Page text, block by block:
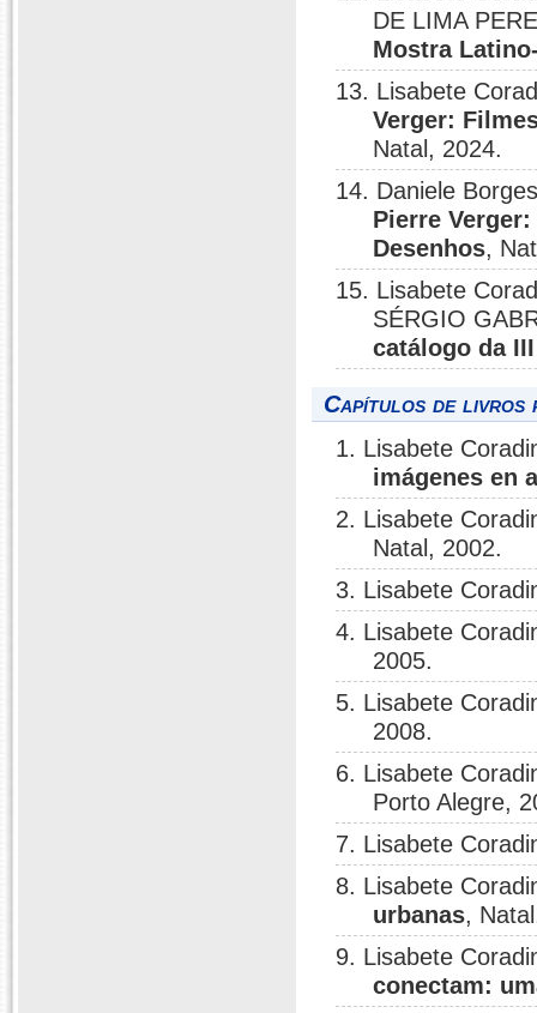
DE LIMA
Mostra
13. Lisabete
Verger:
Natal, 2024.
14. Daniele
Pierre
Desenhos,
15. Lisabete
SÉRGIO
catálogo da
Capítulos de livros
1. Lisabete
imágenes en
2. Lisabete
Natal, 2002.
3. Lisabete
4. Lisabete
2005.
5. Lisabete
2008.
6. Lisabete
Porto Alegre,
7. Lisabete
8. Lisabete
urbanas,
9. Lisabete
conectam: